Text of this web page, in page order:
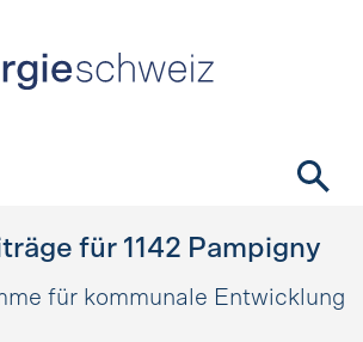
für 1142 Pampigny
für kommunale Entwicklung